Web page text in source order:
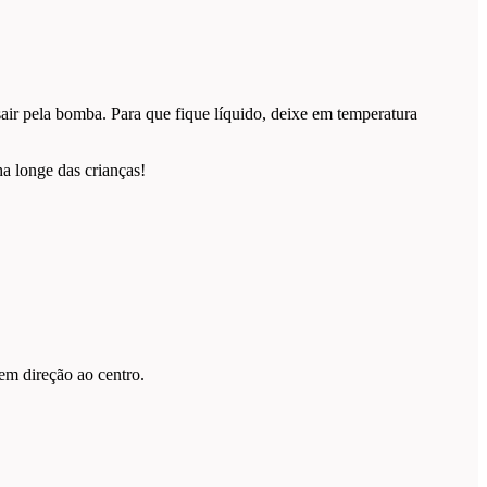
pela bomba. Para que fique líquido, deixe em temperatura
longe das crianças!
direção ao centro.